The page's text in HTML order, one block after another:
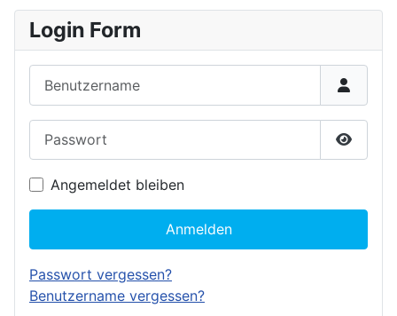
Login Form
Angemeldet bleiben
Anmelden
Passwort vergessen?
Benutzername vergessen?